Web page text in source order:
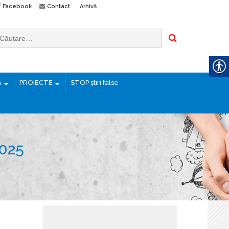
Facebook Contact Arhivă
PROIECTE STOP știri false